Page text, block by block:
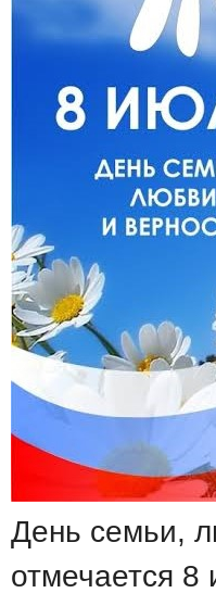
День семьи,
отмечается 8